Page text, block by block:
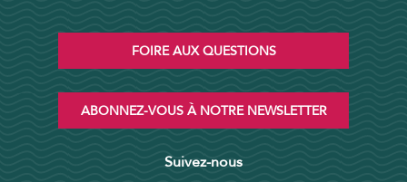
FOIRE AUX QUESTIONS
ABONNEZ-VOUS À NOTRE NEWSLETTER
Suivez-nous